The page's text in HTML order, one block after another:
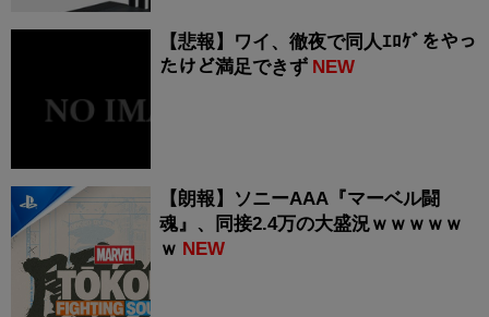
【悲報】ワイ、徹夜で同人ｴﾛｹﾞをやっ
たけど満足できず NEW
【朗報】ソニーAAA『マーベル闘
魂』、同接2.4万の大盛況ｗｗｗｗｗ
ｗ NEW